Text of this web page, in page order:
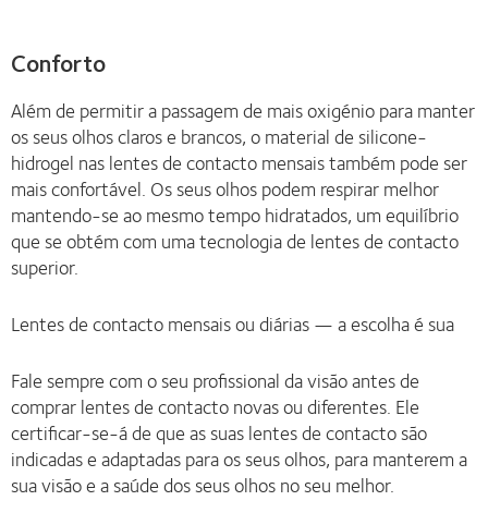
Conforto
Além de permitir a passagem de mais oxigénio para manter
os seus olhos claros e brancos, o material de silicone-
hidrogel nas lentes de contacto mensais também pode ser
mais confortável. Os seus olhos podem respirar melhor
mantendo-se ao mesmo tempo hidratados, um equilíbrio
que se obtém com uma tecnologia de lentes de contacto
superior.
Lentes de contacto mensais ou diárias — a escolha é sua
Fale sempre com o seu profissional da visão antes de
comprar lentes de contacto novas ou diferentes. Ele
certificar-se-á de que as suas lentes de contacto são
indicadas e adaptadas para os seus olhos, para manterem a
sua visão e a saúde dos seus olhos no seu melhor.